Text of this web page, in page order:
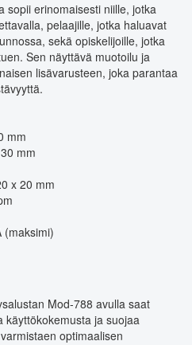
sopii erinomaisesti niille, jotka
pelaajille, jotka haluavat
sekä opiskelijoille, jotka
Sen näyttävä muotoilu ja
lisävarusteen, joka parantaa
mm
mm
x 20 mm
(maksimi)
Mod-788 avulla saat
käyttökokemusta ja suojaa
optimaalisen